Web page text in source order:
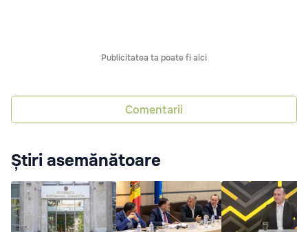
Publicitatea ta poate fi aici
Comentarii
Știri asemănătoare